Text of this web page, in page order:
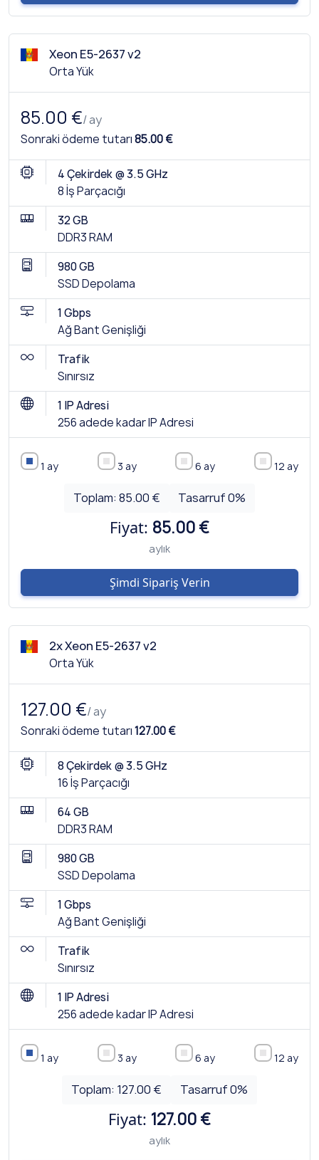
Xeon E5-2637 v2
Orta Yük
85.00 €/ ay
Sonraki ödeme tutarı85.00 €
4 Çekirdek @ 3.5 GHz
8 İş Parçacığı
32 GB
DDR3 RAM
980 GB
SSD Depolama
1 Gbps
Ağ Bant Genişliği
Trafik
Sınırsız
1 IP Adresi
256 adede kadar IP Adresi
1 ay 3 ay 6 ay 12 ay
Toplam: 85.00 € Tasarruf0%
Fiyat: 85.00 €
aylık
Şimdi Sipariş Verin
2x Xeon E5-2637 v2
Orta Yük
127.00 €/ ay
Sonraki ödeme tutarı127.00 €
8 Çekirdek @ 3.5 GHz
16 İş Parçacığı
64 GB
DDR3 RAM
980 GB
SSD Depolama
1 Gbps
Ağ Bant Genişliği
Trafik
Sınırsız
1 IP Adresi
256 adede kadar IP Adresi
1 ay 3 ay 6 ay 12 ay
Toplam: 127.00 € Tasarruf0%
Fiyat: 127.00 €
aylık